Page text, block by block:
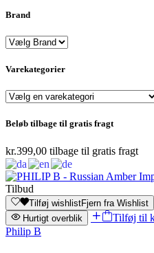
Brand
Varekategorier
Beløb tilbage til gratis fragt
kr.399,00 tilbage til gratis fragt
Tilbud
Tilføj wishlistFjern fra Wishlist
Hurtigt overblik
Tilføj til
Philip B